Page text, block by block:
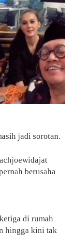
jadi sorotan.
berusaha
di rumah
hingga kini tak